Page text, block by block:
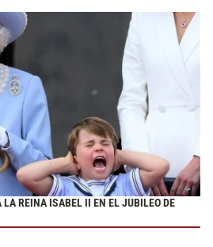
REINA ISABEL II EN EL JUBILEO DE